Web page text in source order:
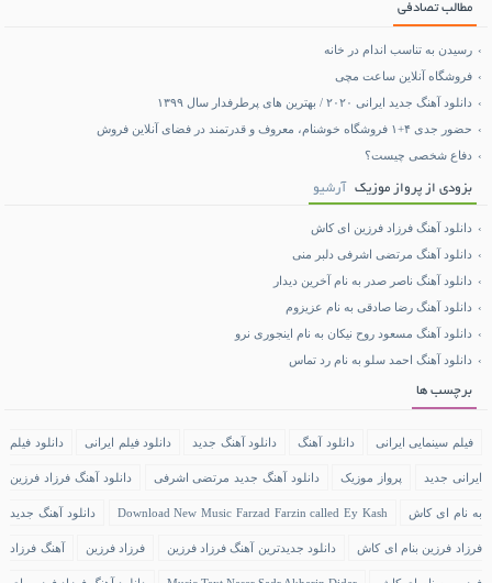
مطالب تصادفی
رسیدن به تناسب اندام در خانه
فروشگاه آنلاین ساعت مچی
دانلود آهنگ جدید ایرانی ۲۰۲۰ / بهترین های پرطرفدار سال ۱۳۹۹
حضور جدی ۴+۱ فروشگاه خوشنام، معروف و قدرتمند در فضای آنلاین فروش
دفاع شخصی چیست؟
بزودی از پرواز موزیک آرشیو
دانلود آهنگ فرزاد فرزین ای کاش
دانلود آهنگ مرتضی اشرفی دلبر منی
دانلود آهنگ ناصر صدر به نام آخرین دیدار
دانلود آهنگ رضا صادقی به نام عزیزوم
دانلود آهنگ مسعود روح نیکان به نام اینجوری نرو
دانلود آهنگ احمد سلو به نام رد تماس
برچسب ها
فیلم سینمایی ایرانی دانلود آهنگ دانلود آهنگ جدید دانلود فیلم ایرانی دانلود فیلم
ایرانی جدید پرواز موزیک دانلود آهنگ جدید مرتضی اشرفی دانلود آهنگ فرزاد فرزین
به نام ای کاش Download New Music Farzad Farzin called Ey Kash دانلود آهنگ جدید
فرزاد فرزین بنام ای کاش دانلود جدیدترین آهنگ فرزاد فرزین فرزاد فرزین آهنگ فرزاد